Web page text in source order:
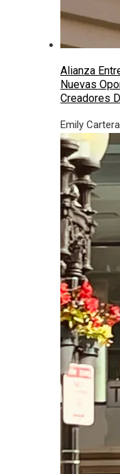
Alianza
Nuevas
Creadores
Emily Carter